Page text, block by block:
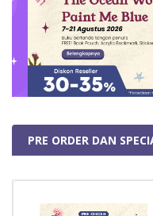
PRE ORDER DAN